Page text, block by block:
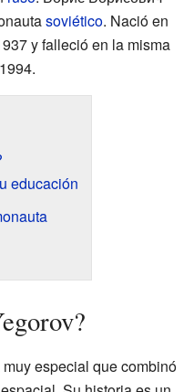
soviético. Nació en
y falleció en la misma
educación
especial que combinó